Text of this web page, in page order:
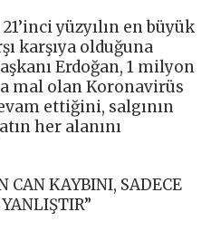
yüzyılın en büyük
karşıya olduğuna
Erdoğan, 1 milyon
mal olan Koronavirüs
ettiğini, salgının
her alanını
CAN KAYBINI, SADECE